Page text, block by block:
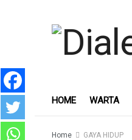
HOME WARTA
Home GAYA HIDUP